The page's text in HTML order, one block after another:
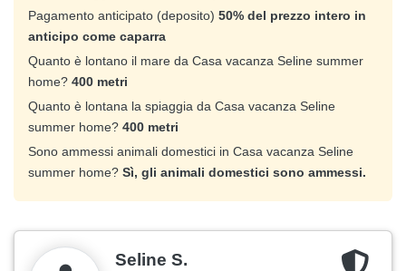
Pagamento anticipato (deposito) 50% del prezzo intero in
anticipo come caparra
Quanto è lontano il mare da Casa vacanza Seline summer
home? 400 metri
Quanto è lontana la spiaggia da Casa vacanza Seline
summer home? 400 metri
Sono ammessi animali domestici in Casa vacanza Seline
summer home? Sì, gli animali domestici sono ammessi.
Seline S.